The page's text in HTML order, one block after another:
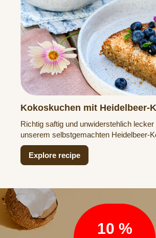
Kokoskuchen mit Heidelbeer-
Richtig saftig und unwiderstehlich
unserem selbstgemachten Heidelbeer-
Explore recipe
Newsletter
10 %